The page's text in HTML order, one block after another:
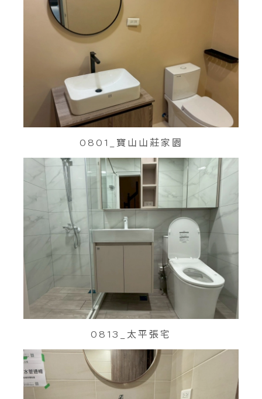
0801_寶山山莊家園
0813_太平張宅